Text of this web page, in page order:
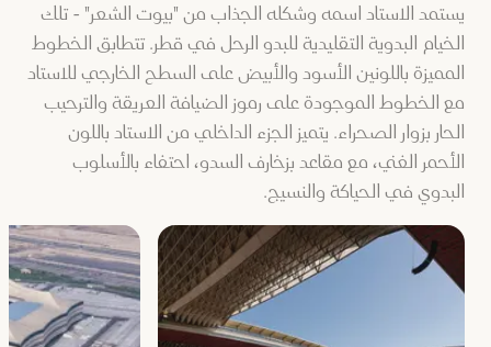
يستمد الاستاد اسمه وشكله الجذاب من "بيوت الشعر" - تلك
الخيام البدوية التقليدية للبدو الرحل في قطر. تتطابق الخطوط
المميزة باللونين الأسود والأبيض على السطح الخارجي للاستاد
مع الخطوط الموجودة على رموز الضيافة العريقة والترحيب
الحار بزوار الصحراء. يتميز الجزء الداخلي من الاستاد باللون
الأحمر الغني، مع مقاعد بزخارف السدو، احتفاء بالأسلوب
البدوي في الحياكة والنسيج.